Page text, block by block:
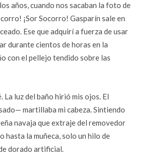
años, cuando nos sacaban la foto de
¡Sor Socorro! Gasparín sale en
Ese que adquirí a fuerza de usar
durante cientos de horas en la
con el pellejo tendido sobre las
luz del baño hirió mis ojos. El
martillaba mi cabeza. Sintiendo
navaja que extraje del removedor
hasta la muñeca, solo un hilo de
dorado artificial.